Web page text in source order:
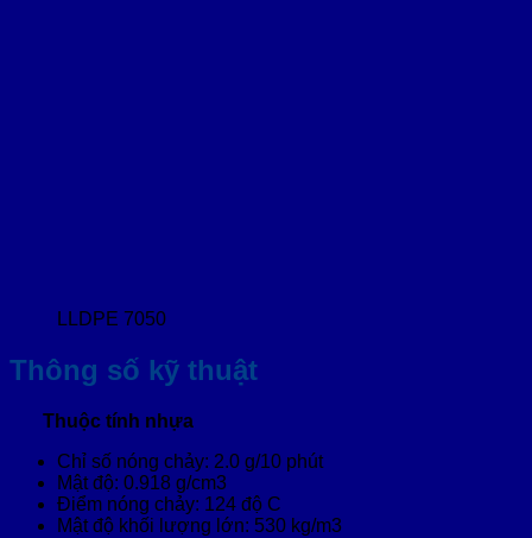
LLDPE 7050
Thông số kỹ thuật
Thuộc tính nhựa
Chỉ số nóng chảy: 2.0 g/10 phút
Mật độ: 0.918 g/cm3
Điểm nóng chảy: 124 độ C
Mật độ khối lượng lớn: 530 kg/m3